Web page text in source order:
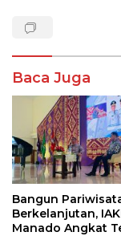
Baca Juga
Bangun
Berkelanjutan,
Manado Angkat